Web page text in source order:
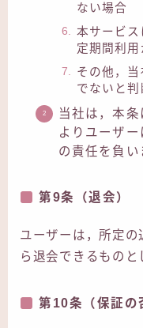
ない場合
本サービ
定期間利
その他，
でないと
当社は，本
よりユーザ
の責任を負い
第9条（退会）
ユーザーは，所定の
ら退会できるものと
第10条（保証の